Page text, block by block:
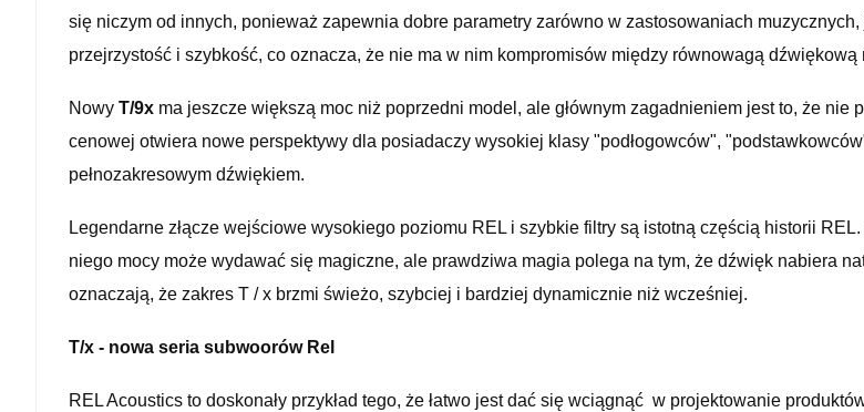
się niczym od innych, ponieważ zapewnia dobre parametry zarówno w zastosowaniach
przejrzystość i szybkość, co oznacza, że nie ma w nim kompromisów między równowagą
Nowy T/9x ma jeszcze większą moc niż poprzedni model, ale głównym zagadnieniem jest to, że
cenowej otwiera nowe perspektywy dla posiadaczy wysokiej klasy "podłogowców",
pełnozakresowym dźwiękiem.
Legendarne złącze wejściowe wysokiego poziomu REL i szybkie filtry są istotną częścią historii
niego mocy może wydawać się magiczne, ale prawdziwa magia polega na tym, że dźwięk nabiera
oznaczają, że zakres T / x brzmi świeżo, szybciej i bardziej dynamicznie niż wcześniej.
T/x - nowa seria subwoorów Rel
REL Acoustics to doskonały przykład tego, że łatwo jest dać się wciągnąć w projektowanie